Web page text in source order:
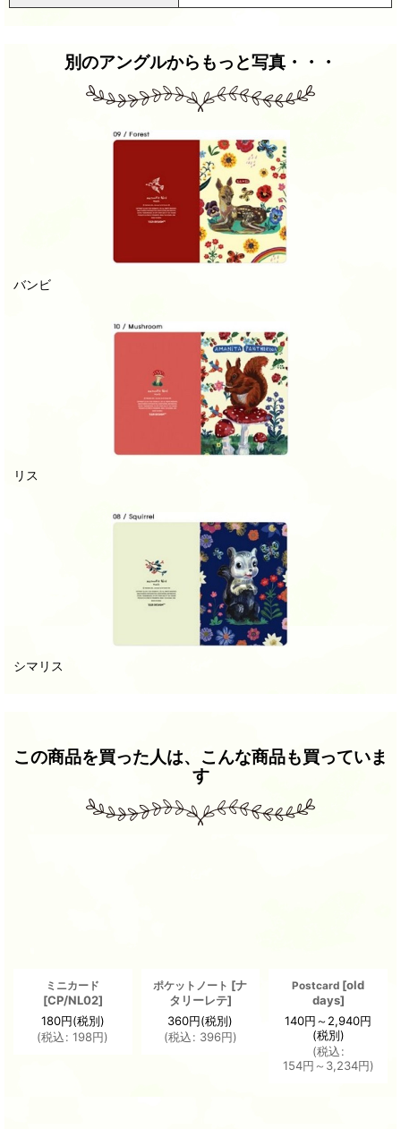
別のアングルからもっと写真・・・
バンビ
リス
シマリス
この商品を買った人は、こんな商品も買っていま
す
ミニカード
[CP/NL02]
180円(税別)
(税込: 198円)
ポケットノート [ナ
タリーレテ]
360円(税別)
(税込: 396円)
Postcard [old
days]
140円～2,940円
(税別)
(税込:
154円 ～3,234円)